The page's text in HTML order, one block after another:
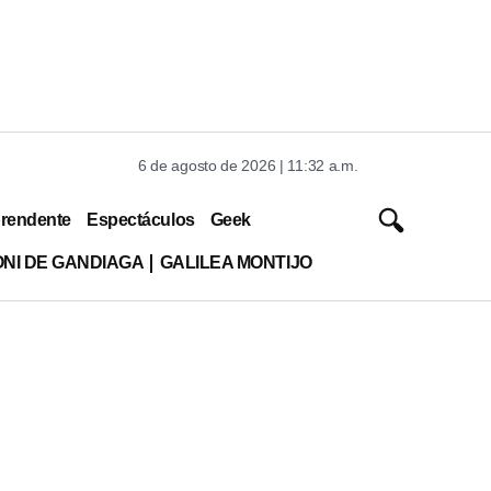
6 de agosto de 2026 | 11:32 a.m.
Espectáculos Geek
DE GANDIAGA GALILEA MONTIJO